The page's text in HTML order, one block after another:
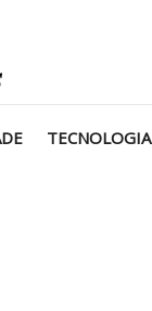
TECNOLOGIA